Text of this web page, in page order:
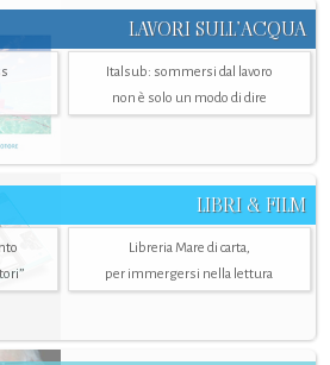
LAVORI SULL’ACQUA
Italsub: sommersi dal lavoro
non è solo un modo di dire
LIBRI & FILM
Libreria Mare di carta,
per immergersi nella lettura